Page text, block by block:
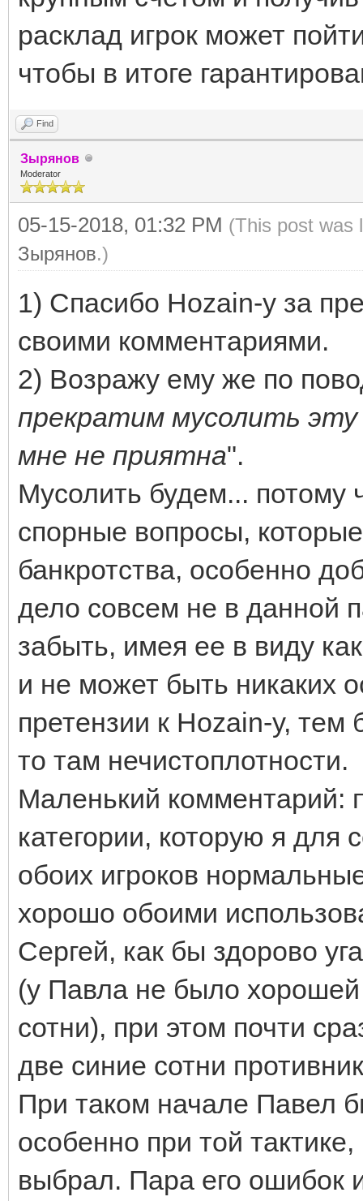
расклад игрок может
чтобы в итоге
Find
Зырянов
Moderator
05-15-2018, 01:32 PM (This post was
Зырянов.)
1) Спасибо Hozain-у за
своими комментариями.
2) Возражу ему же по
прекратим мусолить
мне не приятна".
Мусолить будем... потому
спорные вопросы,
банкротства, особенно
дело совсем не в данной
забыть, имея ее в виду
и не может быть никаких
претензии к Hozain-у, тем
то там нечистоплотности.
Маленький комментарий:
категории, которую я
обоих игроков
хорошо обоими
Сергей, как бы здорово
(у Павла не было
сотни), при этом почти
две синие сотни
При таком начале Павел
особенно при той
выбрал. Пара его ошибок